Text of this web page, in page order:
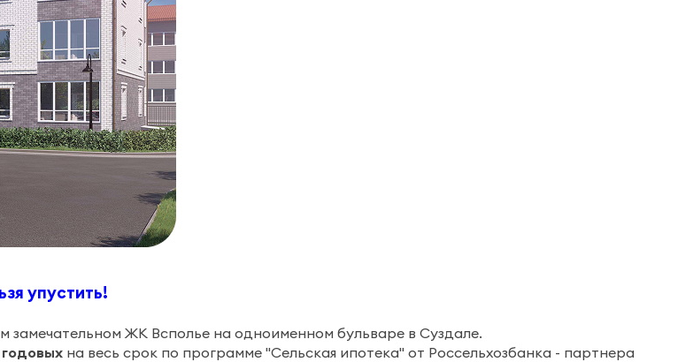
упустить!
замечательном ЖК Всполье на одноименном бульваре в Суздале.
годовых на весь срок по программе "Сельская ипотека" от Россельхозбанка - партнера